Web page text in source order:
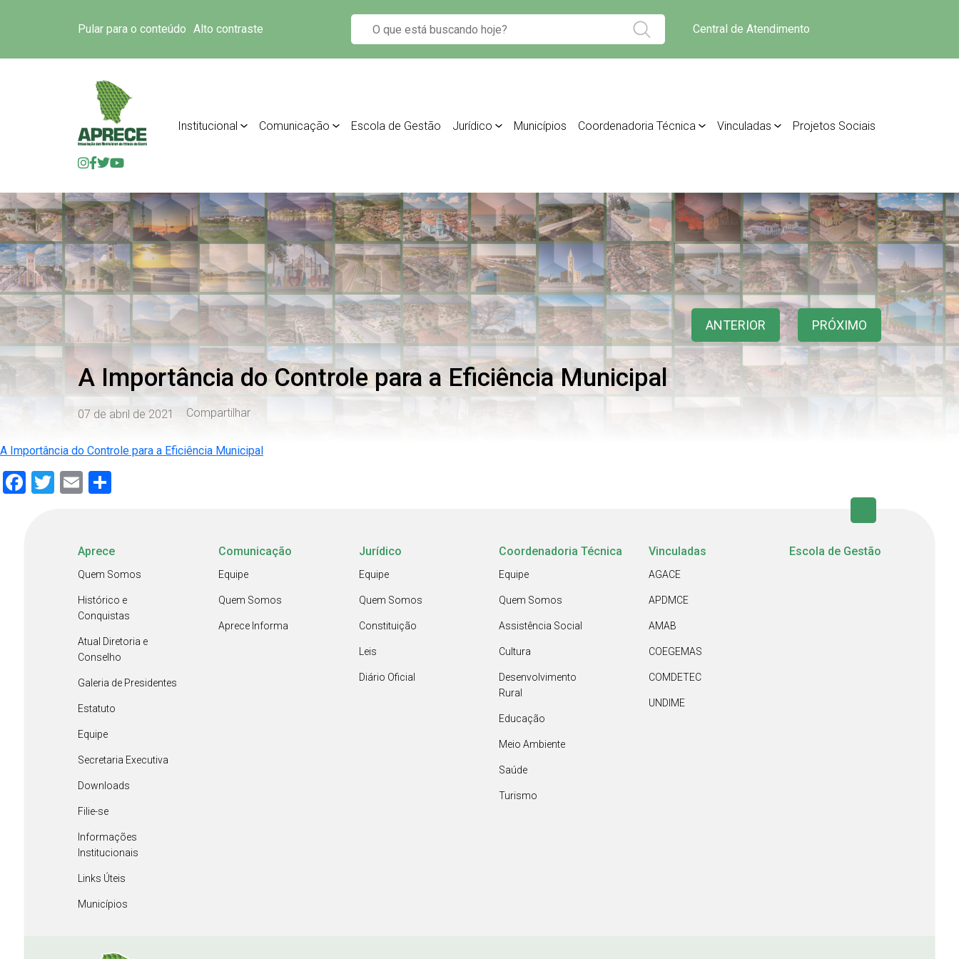
Pular para o conteúdo Alto contraste Central de Atendimento
Institucional Comunicação Escola de Gestão Jurídico Municípios Coordenadoria Técnica Vinculadas Projetos Sociais
ANTERIOR PRÓXIMO
A Importância do Controle para a Eficiência Municipal
07 de abril de 2021 Compartilhar
A Importância do Controle para a Eficiência Municipal
Facebook
Twitter
Email
Aprece
Quem Somos
Histórico e
Conquistas
Atual Diretoria e
Conselho
Galeria de Presidentes
Estatuto
Equipe
Secretaria Executiva
Downloads
Filie-se
Informações
Institucionais
Links Úteis
Municípios
Comunicação
Equipe
Quem Somos
Aprece Informa
Jurídico
Equipe
Quem Somos
Constituição
Leis
Diário Oficial
Coordenadoria Técnica
Equipe
Quem Somos
Assistência Social
Cultura
Desenvolvimento
Rural
Educação
Meio Ambiente
Saúde
Turismo
Vinculadas
AGACE
APDMCE
AMAB
COEGEMAS
COMDETEC
UNDIME
Escola de Gestão